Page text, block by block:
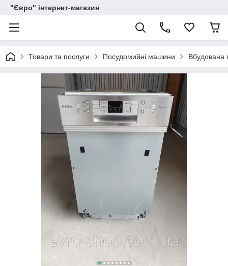
"Євро" інтернет-магазин
Товари та послуги Посудомийні машини Вбудована